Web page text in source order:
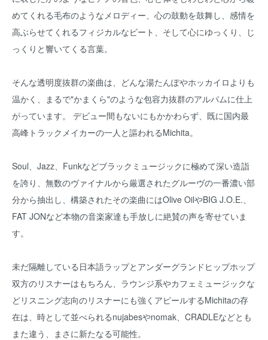
めてくれる毛布のようなメロディー、心の鼓動を鼓舞し、感情を
高ぶらせてくれるフィジカルなビート、そして心にゆっくり、じ
っくりと響いてくる言葉。
そんな透明度抜群の楽曲は、どんな湯たんぽやホッカイロよりも
温かく、まるで"かまくら"のような包容力抜群のアルバムに仕上
がっています。 デビュー間もないにもかかわらず、既に国内最
高峰トラックメイカーの一人と謳われるMichita。
Soul、Jazz、Funkなどブラックミュージックに極めて深い造詣
を誇り、無数のヴァイナルから厳選されたグルーヴの一番濃い部
分から抽出し、構築されたその楽曲にはOlive OilやBIG J.O.E.、
FAT JONなど本物の音楽家達も手放しに絶賛の声を寄せていま
す。
未だ隔離している日本語ラップとアンダーグランドヒップホップ
双方のリスナーはもちろん、ラウンジ系やカフェミュージックな
どリスニング志向のリスナーにも強くアピールするMichitaの存
在は、時として並べられるnujabesやnomak、CRADLEなどとも
また違う、まさに新たなる可能性。